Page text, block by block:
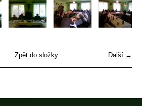
Další →
Zpět do složky